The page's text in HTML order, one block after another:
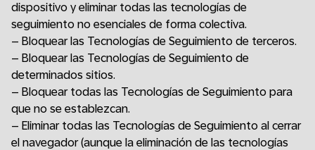
dispositivo y eliminar todas las tecnologías de
seguimiento no esenciales de forma colectiva.
– Bloquear las Tecnologías de Seguimiento de terceros.
– Bloquear las Tecnologías de Seguimiento de
determinados sitios.
– Bloquear todas las Tecnologías de Seguimiento para
que no se establezcan.
– Eliminar todas las Tecnologías de Seguimiento al cerrar
el navegador (aunque la eliminación de las tecnologías